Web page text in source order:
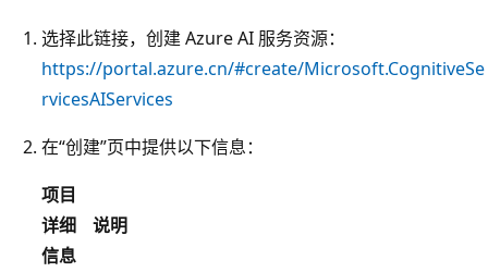
选择此链接，创建 Azure AI 服务资源：
https://portal.azure.cn/#create/Microsoft.CognitiveSe
rvicesAIServices
在“创建”页中提供以下信息：
项目
详细
信息
说明